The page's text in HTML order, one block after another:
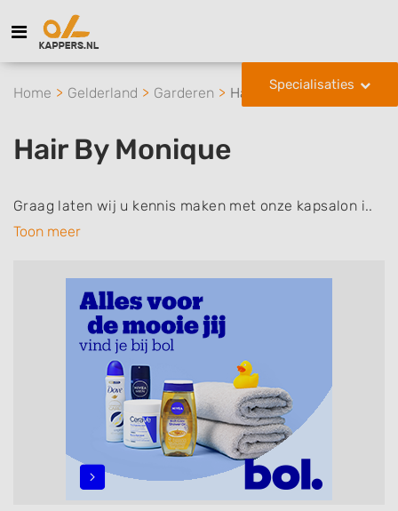
Specialisaties
Home Gelderland Garderen Hair By Monique
Hair By Monique
Graag laten wij u kennis maken met onze kapsalon i..
Toon meer